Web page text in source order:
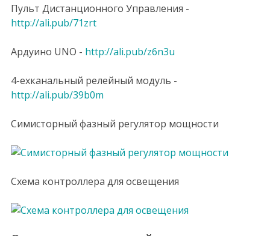
Пульт Дистанционного Управления -
http://ali.pub/71zrt
Ардуино UNO - http://ali.pub/z6n3u
4-ехканальный релейный модуль -
http://ali.pub/39b0m
Симисторный фазный регулятор мощности
Схема контроллера для освещения